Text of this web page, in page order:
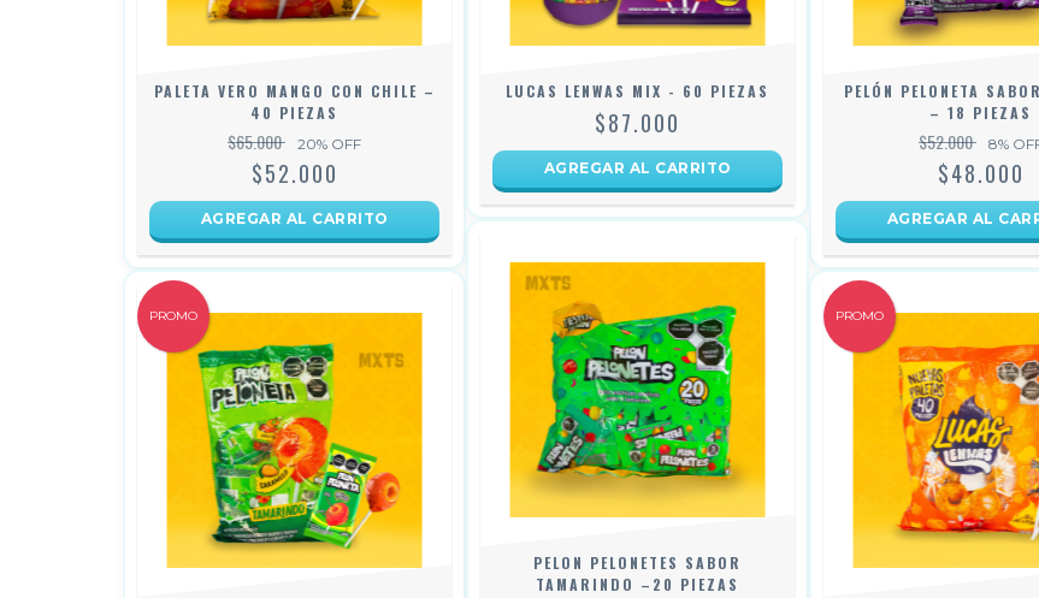
PALETA VERO MANGO CON CHILE –
40 PIEZAS
$65.000 20% OFF
$52.000
LUCAS LENWAS MIX - 60 PIEZAS
$87.000
PELÓN PELONETA
– 18 PIEZAS
$52.000 8%
$48.000
PROMO
PELON PELONETES SABOR
TAMARINDO –20 PIEZAS
PROMO